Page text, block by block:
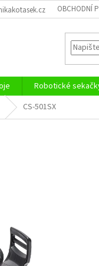
OBCHODNÍ
Robotické
CS-501SX